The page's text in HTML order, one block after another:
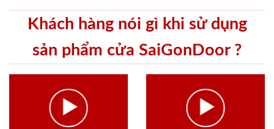
Khách hàng nói gì khi sử dụng
sản phẩm cửa SaiGonDoor ?